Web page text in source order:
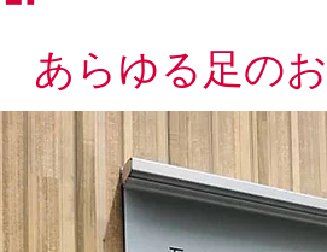
あらゆる足の